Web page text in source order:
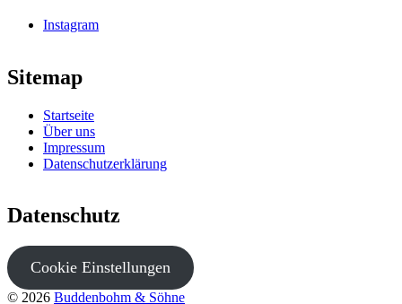
Instagram
Sitemap
Startseite
Über uns
Impressum
Datenschutzerklärung
Datenschutz
Cookie Einstellungen
© 2026 Buddenbohm & Söhne